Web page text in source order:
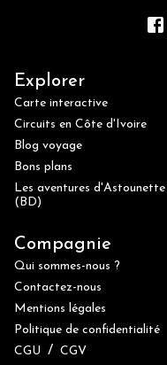
Explorer
Carte interactive
Circuits en Côte d'Ivoire
Blog voyage
Bons plans
Les aventures d'Astounette
(BD)
Compagnie
Qui sommes-nous ?
Contactez-nous
Mentions légales
Politique de confidentialité
CGU / CGV